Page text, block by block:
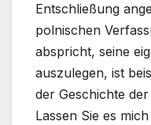
Entschließung
polnischen
abspricht, seine
auszulegen, ist
der Geschichte
Lassen Sie es